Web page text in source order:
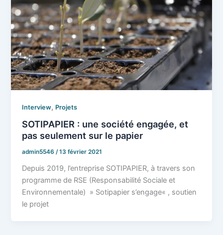
Interview, Projets
SOTIPAPIER : une société engagée, et
pas seulement sur le papier
admin5546/13 février 2021
Depuis 2019, l’entreprise SOTIPAPIER, à travers son
programme de RSE (Responsabilité Sociale et
Environnementale) » Sotipapier s’engage« , soutien
le projet